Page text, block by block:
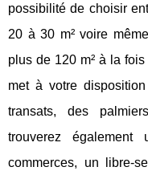
possibilité de choisir
20 à 30 m² voire
plus de 120 m² à la
met à votre
transats, des
trouverez également
commerces, un libre-